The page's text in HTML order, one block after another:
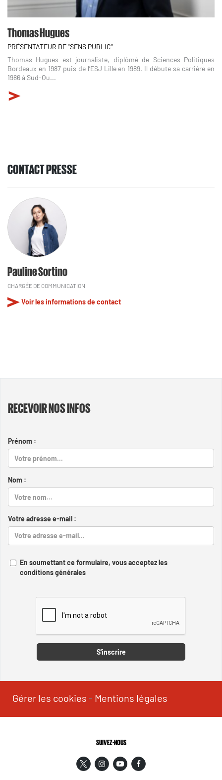
Thomas Hugues
PRÉSENTATEUR DE "SENS PUBLIC"
Thomas Hugues est journaliste, diplômé de Sciences Politiques
Bordeaux en 1987 puis de l’ESJ Lille en 1989. Il débute sa carrière en
1986 à Sud-Ou...
CONTACT PRESSE
Pauline Sortino
CHARGÉE DE COMMUNICATION
Voir les informations de contact
RECEVOIR NOS INFOS
Prénom :
Nom :
Votre adresse e-mail :
En soumettant ce formulaire, vous acceptez les
conditions générales
S'inscrire
Gérer les cookies - Mentions légales
SUIVEZ-NOUS